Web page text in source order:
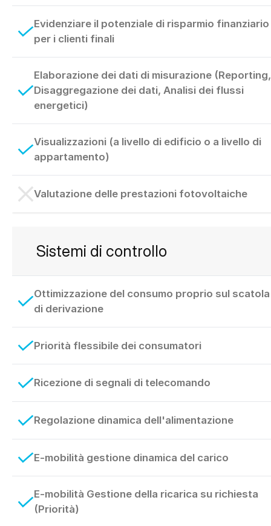
Evidenziare il potenziale di risparmio finanziario
per i clienti finali
Elaborazione dei dati di misurazione (Reporting,
Disaggregazione dei dati, Analisi dei flussi
energetici)
Visualizzazioni (a livello di edificio o a livello di
appartamento)
Valutazione delle prestazioni fotovoltaiche
Sistemi di controllo
Ottimizzazione del consumo proprio sul scatola
di derivazione
Priorità flessibile dei consumatori
Ricezione di segnali di telecomando
Regolazione dinamica dell'alimentazione
E-mobilità gestione dinamica del carico
E-mobilità Gestione della ricarica su richiesta
(Priorità)